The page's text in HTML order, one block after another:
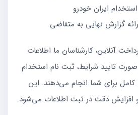
ایران خودرو
گزارش نهایی به متقاضی
آنلاین، کارشناسان ما اطلاعات
تایید شرایط، ثبت نام استخدام
کامل برای شما انجام می‌دهند. این
دقت در ثبت اطلاعات می‌شود.